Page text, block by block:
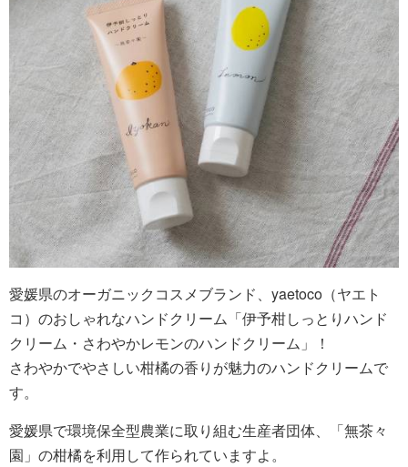
愛媛県のオーガニックコスメブランド、yaetoco（ヤエト
コ）のおしゃれなハンドクリーム「伊予柑しっとりハンド
クリーム・さわやかレモンのハンドクリーム」！
さわやかでやさしい柑橘の香りが魅力のハンドクリームで
す。
愛媛県で環境保全型農業に取り組む生産者団体、「無茶々
園」の柑橘を利用して作られていますよ。